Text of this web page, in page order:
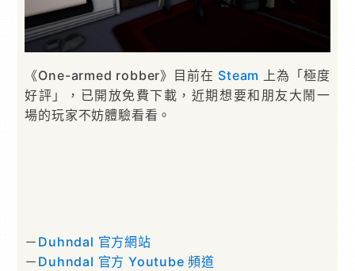
《One-armed robber》目前在 Steam 上為「極度
好評」，已開放免費下載，近期想要和朋友大鬧一
場的玩家不妨體驗看看。
－ Duhndal 官方網站
－ Duhndal 官方 Youtube 頻道